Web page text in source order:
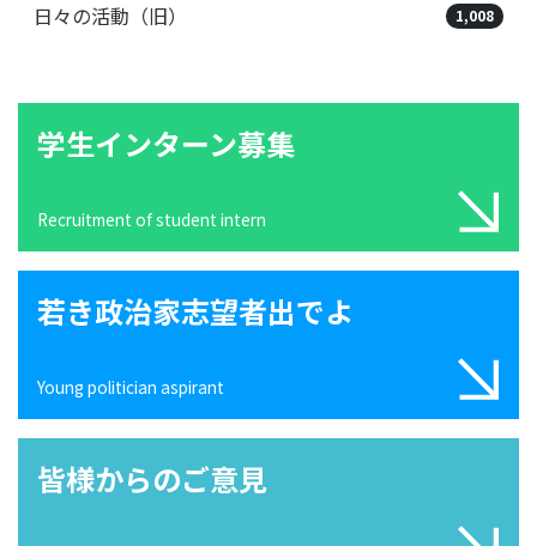
日々の活動（旧） 1,008
学生インターン募集
Recruitment of student intern
若き政治家志望者出でよ
Young politician aspirant
皆様からのご意見